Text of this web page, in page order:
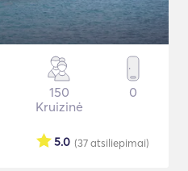
150
Kruizinė
0
(37atsiliepimai)
5.0